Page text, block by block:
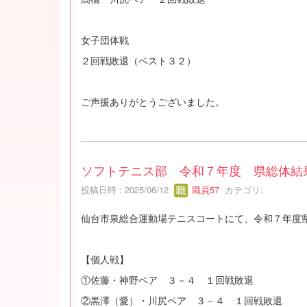
女子団体戦
２回戦敗退（ベスト３２）
ご声援ありがとうございました。
ソフトテニス部 令和７年度 県総体結
投稿日時 : 2025/06/12 職員57 カテゴリ:
仙台市泉総合運動場テニスコートにて、令和７年度
【個人戦】
①佐藤・神野ペア ３－４ １回戦敗退
②黒澤（愛）・川尻ペア ３－４ １回戦敗退